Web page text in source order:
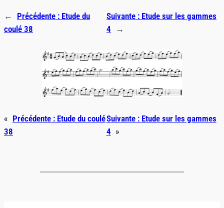
← Précédente : Etude du
coulé 38
Suivante : Etude sur les gammes
4
→
« Précédente : Etude du coulé
38
Suivante : Etude sur les gammes
4 »